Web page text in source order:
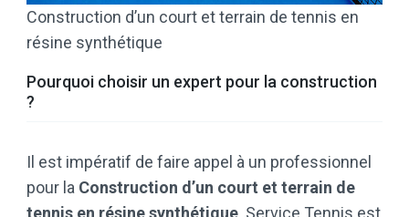
Construction d’un court et terrain de tennis en
résine synthétique
Pourquoi choisir un expert pour la construction
?
Il est impératif de faire appel à un professionnel
pour la Construction d’un court et terrain de